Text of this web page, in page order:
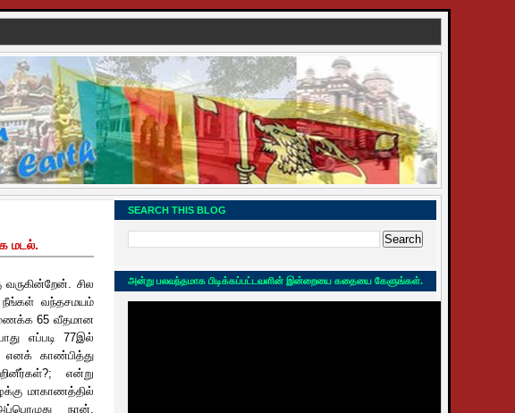
மடல்.
வருகின்றேன். சில
நீங்கள் வந்தசமயம்
65 வீதமான
எப்படி 77இல்
எனக் காண்பித்து
என்று
மாகாணத்தில்
நான்,
SEARCH THIS BLOG
அன்று பலவந்தமாக பிடிக்கப்பட்டவளின் இன்றையை கதையை கேளுங்கள்.